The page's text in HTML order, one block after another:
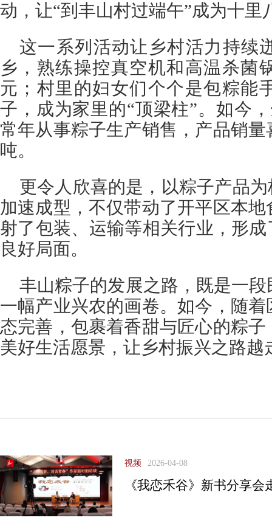
动，让“到丰山村过端午”成为十里
这一系列活动让乡村活力持续
乡，熟练操控真空机和高温杀菌
元；村里的妇女们个个是包粽能
子，成为家里的“顶梁柱”。如今
常年从事粽子生产销售，产品销
吨。
更令人欣喜的是，以粽子产品
加速成型，不仅带动了开平区本
射了包装、运输等相关行业，形
良好局面。
丰山粽子的发展之路，既是一
一幅产业兴农的画卷。如今，随
态完善，包裹着香甜与匠心的粽
美好生活愿景，让乡村振兴之路越
视频 2026-04-08
《我恋禾谷》新书分享